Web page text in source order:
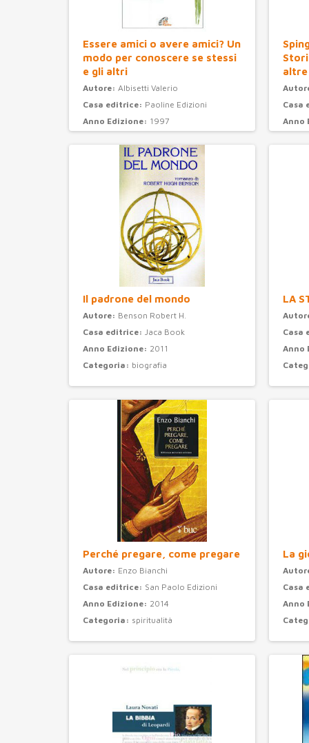
Essere amici o avere amici? Un
modo per conoscere se stessi
e gli altri
Autore: Albisetti Valerio
Casa editrice: Paoline Edizioni
Anno Edizione: 1997
Casa
Anno
Il padrone del mondo
Autore: Benson Robert H.
Casa editrice: Jaca Book
Anno Edizione: 2011
Categoria: biografia
LA
Casa
Anno
Perché pregare, come pregare
Autore: Enzo Bianchi
Casa editrice: San Paolo Edizioni
Anno Edizione: 2014
Categoria: spiritualità
La
Casa
Anno